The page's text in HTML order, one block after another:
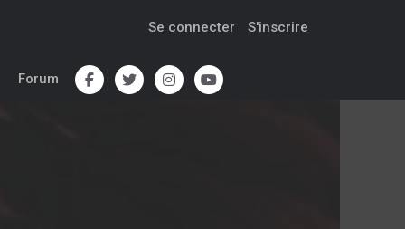
Se connecter S'inscrire
Forum